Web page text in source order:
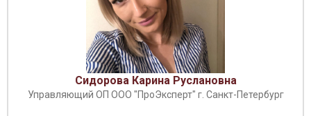
Сидорова Карина Руслановна
Управляющий ОП ООО "ПроЭксперт" г. Санкт-Петербург